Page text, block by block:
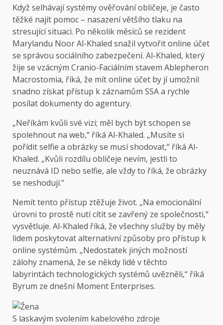
Když selhávají systémy ověřování obličeje, je často
těžké najít pomoc – nasazení většího tlaku na
stresující situaci. Po několik měsíců se rezident
Marylandu Noor Al-Khaled snažil vytvořit online účet
se správou sociálního zabezpečení. Al-Khaled, který
žije se vzácným Cranio-Faciálním stavem Ablepheron
Macrostomia, říká, že mít online účet by jí umožnil
snadno získat přístup k záznamům SSA a rychle
posílat dokumenty do agentury.
„Neříkám kvůli své vizi; měl bych být schopen se
spolehnout na web,“ říká Al-Khaled. „Musíte si
pořídit selfie a obrázky se musí shodovat,“ říká Al-
Khaled. „Kvůli rozdílu obličeje nevím, jestli to
neuznává ID nebo selfie, ale vždy to říká, že obrázky
se neshodují.“
Nemít tento přístup ztěžuje život. „Na emocionální
úrovni to prostě nutí cítit se zavřený ze společnosti,“
vysvětluje. Al-Khaled říká, že všechny služby by měly
lidem poskytovat alternativní způsoby pro přístup k
online systémům. „Nedostatek jiných možností
zálohy znamená, že se někdy lidé v těchto
labyrintách technologických systémů uvězněli,“ říká
Byrum ze dnešní Moment Enterprises.
S laskavým svolením kabelového zdroje